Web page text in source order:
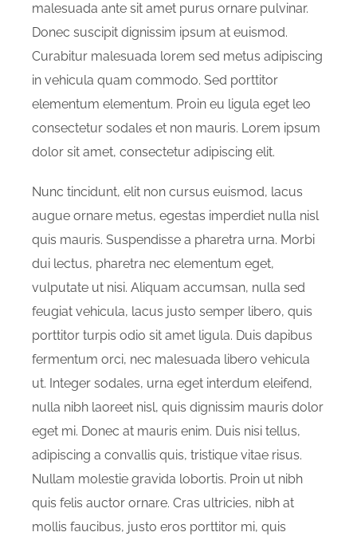
malesuada ante sit amet purus ornare pulvinar.
Donec suscipit dignissim ipsum at euismod.
Curabitur malesuada lorem sed metus adipiscing
in vehicula quam commodo. Sed porttitor
elementum elementum. Proin eu ligula eget leo
consectetur sodales et non mauris. Lorem ipsum
dolor sit amet, consectetur adipiscing elit.
Nunc tincidunt, elit non cursus euismod, lacus
augue ornare metus, egestas imperdiet nulla nisl
quis mauris. Suspendisse a pharetra urna. Morbi
dui lectus, pharetra nec elementum eget,
vulputate ut nisi. Aliquam accumsan, nulla sed
feugiat vehicula, lacus justo semper libero, quis
porttitor turpis odio sit amet ligula. Duis dapibus
fermentum orci, nec malesuada libero vehicula
ut. Integer sodales, urna eget interdum eleifend,
nulla nibh laoreet nisl, quis dignissim mauris dolor
eget mi. Donec at mauris enim. Duis nisi tellus,
adipiscing a convallis quis, tristique vitae risus.
Nullam molestie gravida lobortis. Proin ut nibh
quis felis auctor ornare. Cras ultricies, nibh at
mollis faucibus, justo eros porttitor mi, quis